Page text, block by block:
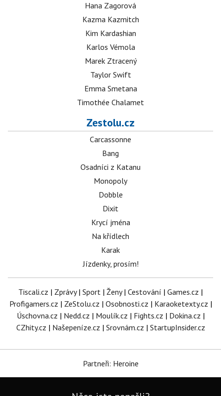
Hana Zagorová
Kazma Kazmitch
Kim Kardashian
Karlos Vémola
Marek Ztracený
Taylor Swift
Emma Smetana
Timothée Chalamet
Zestolu.cz
Carcassonne
Bang
Osadníci z Katanu
Monopoly
Dobble
Dixit
Krycí jména
Na křídlech
Karak
Jízdenky, prosím!
Tiscali.cz | Zprávy| Sport | Ženy| Cestování | Games.cz |
Profigamers.cz | ZeStolu.cz | Osobnosti.cz | Karaoketexty.cz |
Úschovna.cz | Nedd.cz | Moulík.cz | Fights.cz | Dokina.cz |
CZhity.cz | Našepeníze.cz | Srovnám.cz | StartupInsider.cz
Partneři: Heroine